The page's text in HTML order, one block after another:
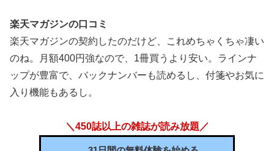
楽天マガジンの口コミ
楽天マガジンの契約したのだけど、これめちゃくちゃ凄い
のね。月額400円強なので、1冊買うより安い。ラインナ
ップが豊富で、バックナンバーも読めるし、付箋やお気に
入り機能もあるし。
＼450誌以上の雑誌が読み放題／